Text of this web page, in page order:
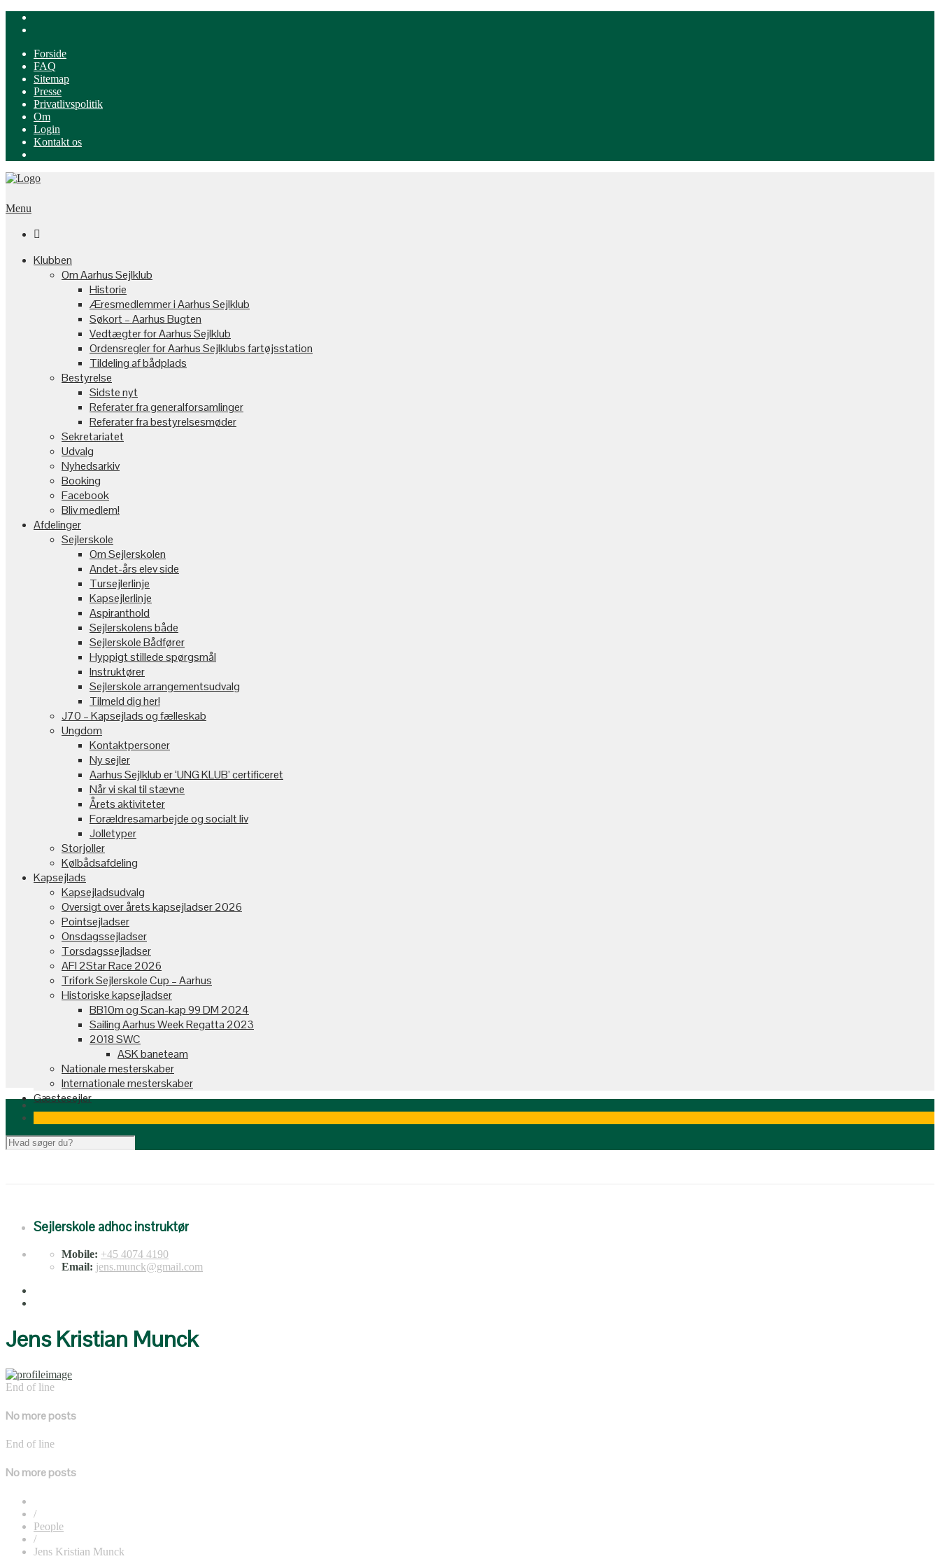
Forside
FAQ
Sitemap
Presse
Privatlivspolitik
Om
Login
Kontakt os
Menu

Klubben
Om Aarhus Sejlklub
Historie
Æresmedlemmer i Aarhus Sejlklub
Søkort – Aarhus Bugten
Vedtægter for Aarhus Sejlklub
Ordensregler for Aarhus Sejlklubs fartøjsstation
Tildeling af bådplads
Bestyrelse
Sidste nyt
Referater fra generalforsamlinger
Referater fra bestyrelsesmøder
Sekretariatet
Udvalg
Nyhedsarkiv
Booking
Facebook
Bliv medlem!
Afdelinger
Sejlerskole
Om Sejlerskolen
Andet-års elev side
Tursejlerlinje
Kapsejlerlinje
Aspiranthold
Sejlerskolens både
Sejlerskole Bådfører
Hyppigt stillede spørgsmål
Instruktører
Sejlerskole arrangementsudvalg
Tilmeld dig her!
J70 – Kapsejlads og fælleskab
Ungdom
Kontaktpersoner
Ny sejler
Aarhus Sejlklub er ‘UNG KLUB’ certificeret
Når vi skal til stævne
Årets aktiviteter
Forældresamarbejde og socialt liv
Jolletyper
Storjoller
Kølbådsafdeling
Kapsejlads
Kapsejladsudvalg
Oversigt over årets kapsejladser 2026
Pointsejladser
Onsdagssejladser
Torsdagssejladser
AFI 2Star Race 2026
Trifork Sejlerskole Cup – Aarhus
Historiske kapsejladser
BB10m og Scan-kap 99 DM 2024
Sailing Aarhus Week Regatta 2023
2018 SWC
ASK baneteam
Nationale mesterskaber
Internationale mesterskaber
Gæstesejler
Sejlerskole adhoc instruktør
Mobile: +45 4074 4190
Email: jens.munck@gmail.com
Jens Kristian Munck
End of line
No more posts
End of line
No more posts
/
People
/
Jens Kristian Munck